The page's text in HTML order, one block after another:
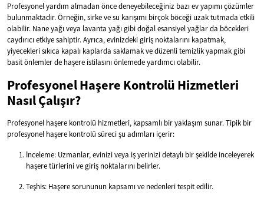
Profesyonel yardım almadan önce deneyebileceğiniz bazı ev yapımı çözümler
bulunmaktadır. Örneğin, sirke ve su karışımı birçok böceği uzak tutmada etkili
olabilir. Nane yağı veya lavanta yağı gibi doğal esansiyel yağlar da böcekleri
caydırıcı etkiye sahiptir. Ayrıca, evinizdeki giriş noktalarını kapatmak,
yiyecekleri sıkıca kapalı kaplarda saklamak ve düzenli temizlik yapmak gibi
basit önlemler de haşere istilasını önlemede yardımcı olabilir.
Profesyonel Haşere Kontrolü Hizmetleri
Nasıl Çalışır?
Profesyonel haşere kontrolü hizmetleri, kapsamlı bir yaklaşım sunar. Tipik bir
profesyonel haşere kontrolü süreci şu adımları içerir:
İnceleme: Uzmanlar, evinizi veya iş yerinizi detaylı bir şekilde inceleyerek
haşere türlerini ve giriş noktalarını belirler.
Teşhis: Haşere sorununun kapsamı ve nedenleri tespit edilir.